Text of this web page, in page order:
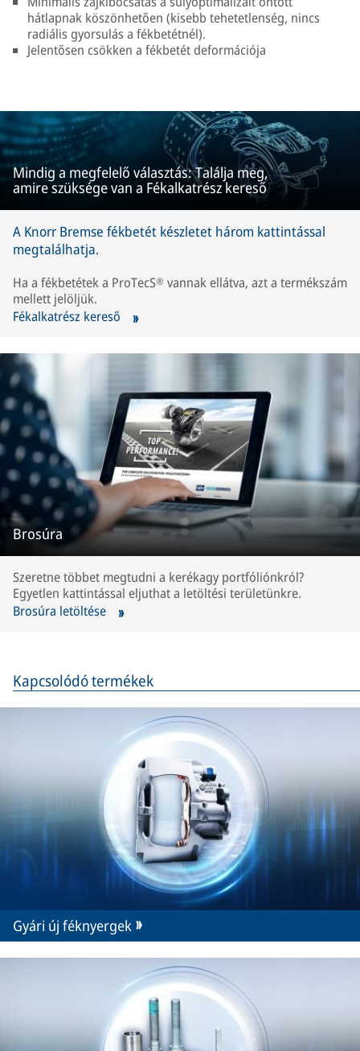
hátlapnak köszönhetően (kisebb tehetetlenség, nincs
radiális gyorsulás a fékbetétnél).
Jelentősen csökken a fékbetét deformációja
Mindig a megfelelő választás: Találja meg,
amire szüksége van a Fékalkatrész kereső
A Knorr Bremse fékbetét készletet három kattintással
megtalálhatja.
Ha a fékbetétek a ProTecS® vannak ellátva, azt a termékszám
mellett jelöljük.
Fékalkatrész kereső
Brosúra
Szeretne többet megtudni a kerékagy portfóliónkról?
Egyetlen kattintással eljuthat a letöltési területünkre.
Brosúra letöltése
Kapcsolódó termékek
Gyári új féknyergek